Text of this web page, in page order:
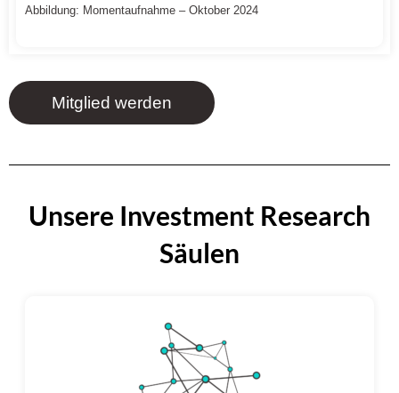
Abbildung: Momentaufnahme – Oktober 2024
Mitglied werden
Unsere Investment Research
Säulen